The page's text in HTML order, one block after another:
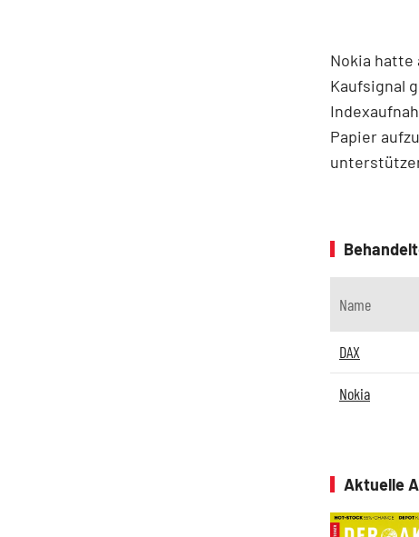
Nokia hatte
Kaufsignal
Papier
Name
DAX
Nokia
Aktuelle